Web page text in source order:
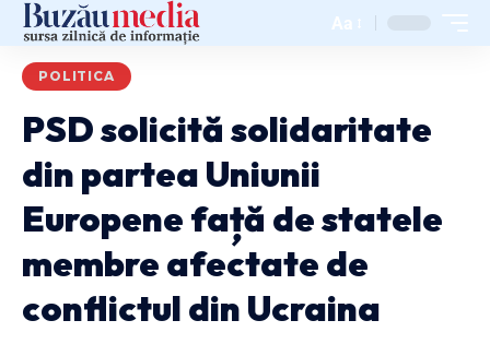
Aa
POLITICA
PSD solicită solidaritate
din partea Uniunii
Europene față de statele
membre afectate de
conflictul din Ucraina